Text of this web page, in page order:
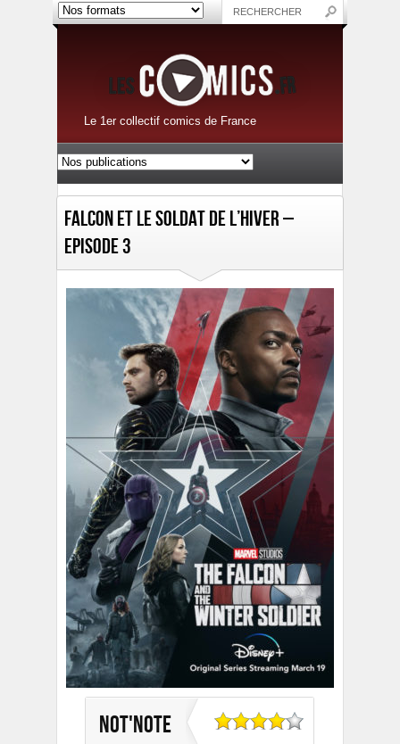
Le 1er collectif comics de France
Falcon et le Soldat de l’Hiver –
Episode 3
Not'Note